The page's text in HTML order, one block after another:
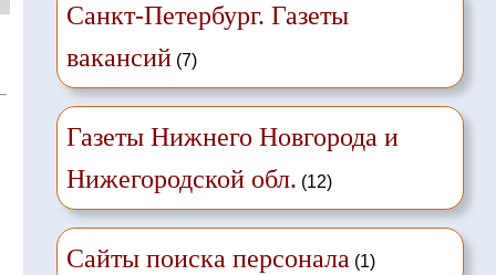
Санкт-Петербург. Газеты
вакансий(7)
Газеты Нижнего Новгорода и
Нижегородской обл. (12)
Сайты поиска персонала(1)